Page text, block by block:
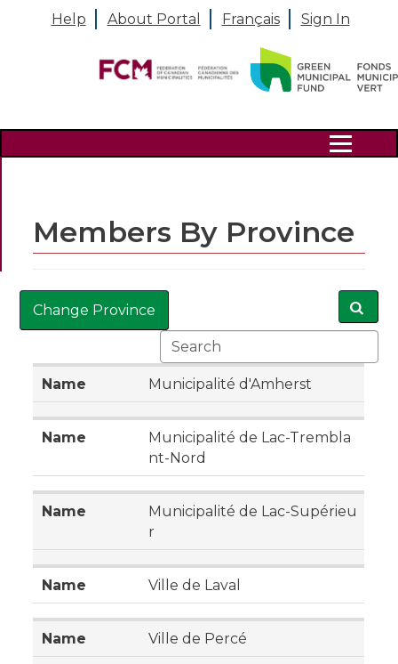
Help About Portal Français Sign In
Search
Members By Province
Change Province
Municipalité d'Amherst
Municipalité de Lac-Trembla
nt-Nord
Municipalité de Lac-Supérieu
r
Ville de Laval
Ville de Percé